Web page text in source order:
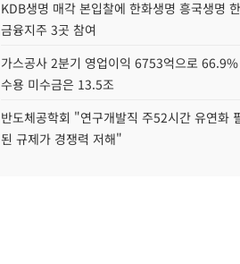
KDB생명 매각 본입찰에 한화생명 흥국생명
금융지주 3곳 참여
가스공사 2분기 영업이익 6753억으로
수용 미수금은 13.5조
반도체공학회 "연구개발직 주52시간 유연화
된 규제가 경쟁력 저해"